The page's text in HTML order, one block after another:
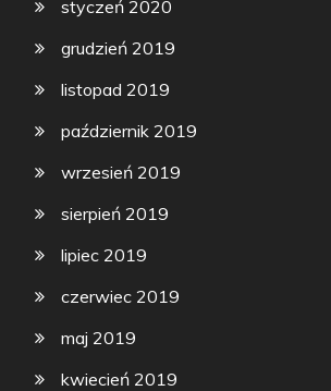
styczeń 2020
grudzień 2019
listopad 2019
październik 2019
wrzesień 2019
sierpień 2019
lipiec 2019
czerwiec 2019
maj 2019
kwiecień 2019